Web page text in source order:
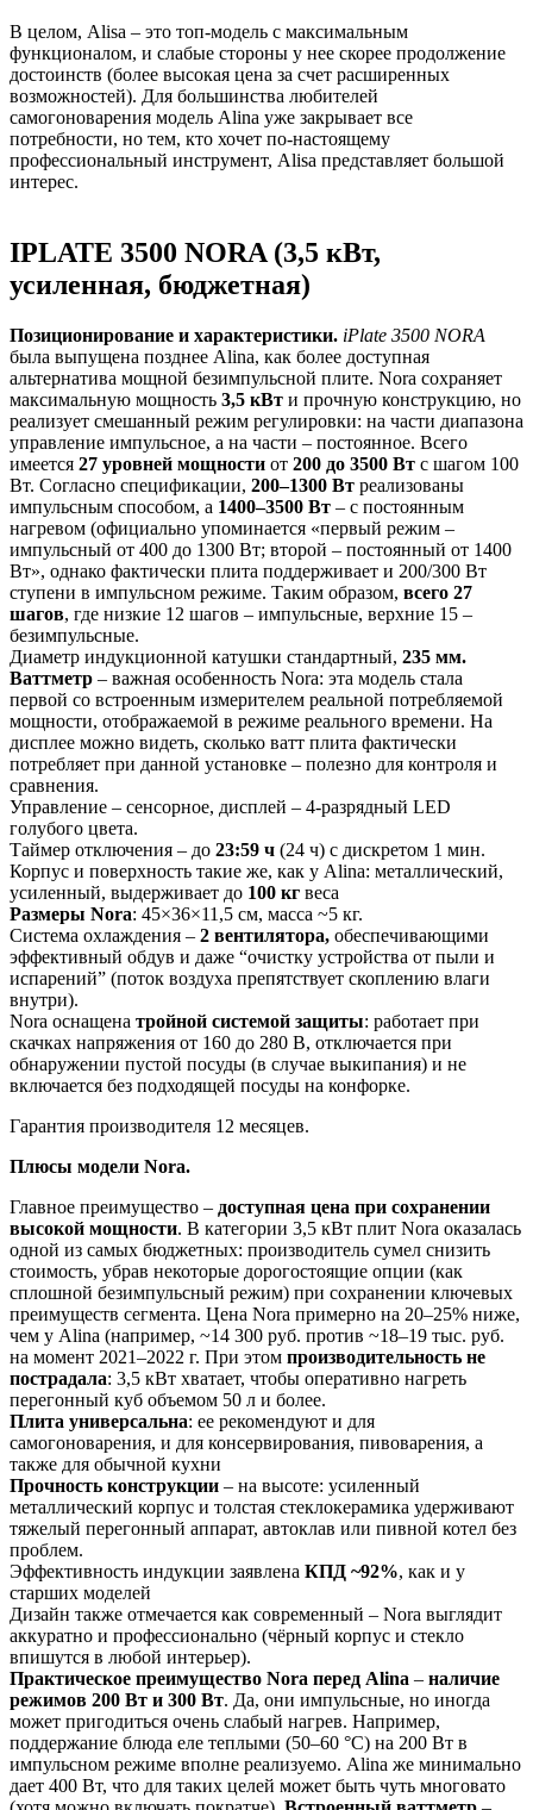
В целом, Alisa – это топ-модель с максимальным
функционалом, и слабые стороны у нее скорее продолжение
достоинств (более высокая цена за счет расширенных
возможностей). Для большинства любителей
самогоноварения модель Alina уже закрывает все
потребности, но тем, кто хочет по-настоящему
профессиональный инструмент, Alisa представляет большой
интерес​.
IPLATE 3500 NORA (3,5 кВт,
усиленная, бюджетная)
Позиционирование и характеристики. iPlate 3500 NORA
была выпущена позднее Alina, как более доступная
альтернатива мощной безимпульсной плите. Nora сохраняет
максимальную мощность 3,5 кВт и прочную конструкцию, но
реализует смешанный режим регулировки: на части диапазона
управление импульсное, а на части – постоянное. Всего
имеется 27 уровней мощности от 200 до 3500 Вт с шагом 100
Вт​. Согласно спецификации, 200–1300 Вт реализованы
импульсным способом, а 1400–3500 Вт – с постоянным
нагревом (официально упоминается «первый режим –
импульсный от 400 до 1300 Вт; второй – постоянный от 1400
Вт»​, однако фактически плита поддерживает и 200/300 Вт
ступени в импульсном режиме​. Таким образом, всего 27
шагов, где низкие 12 шагов – импульсные, верхние 15 –
безимпульсные.
Диаметр индукционной катушки стандартный, 235 мм.
Ваттметр – важная особенность Nora: эта модель стала
первой со встроенным измерителем реальной потребляемой
мощности, отображаемой в режиме реального времени. На
дисплее можно видеть, сколько ватт плита фактически
потребляет при данной установке – полезно для контроля и
сравнения.
Управление – сенсорное, дисплей – 4-разрядный LED
голубого цвета​.
Таймер отключения – до 23:59 ч (24 ч) с дискретом 1 мин​.
Корпус и поверхность такие же, как у Alina: металлический,
усиленный, выдерживает до 100 кг веса​
Размеры Nora: 45×36×11,5 см, масса ~5 кг​.
Система охлаждения – 2 вентилятора, обеспечивающими
эффективный обдув и даже “очистку устройства от пыли и
испарений” (поток воздуха препятствует скоплению влаги
внутри)​.
Nora оснащена тройной системой защиты: работает при
скачках напряжения от 160 до 280 В, отключается при
обнаружении пустой посуды (в случае выкипания) и не
включается без подходящей посуды на конфорке​.
Гарантия производителя 12 месяцев.
Плюсы модели Nora.
Главное преимущество – доступная цена при сохранении
высокой мощности. В категории 3,5 кВт плит Nora оказалась
одной из самых бюджетных: производитель сумел снизить
стоимость, убрав некоторые дорогостоящие опции (как
сплошной безимпульсный режим) при сохранении ключевых
преимуществ сегмента​. Цена Nora примерно на 20–25% ниже,
чем у Alina (например, ~14 300 руб. против ~18–19 тыс. руб.
на момент 2021–2022 г. При этом производительность не
пострадала: 3,5 кВт хватает, чтобы оперативно нагреть
перегонный куб объемом 50 л и более.
Плита универсальна: ее рекомендуют и для
самогоноварения, и для консервирования, пивоварения, а
также для обычной кухни​
Прочность конструкции – на высоте: усиленный
металлический корпус и толстая стеклокерамика удерживают
тяжелый перегонный аппарат, автоклав или пивной котел без
проблем​.
Эффективность индукции заявлена КПД ~92%, как и у
старших моделей​
Дизайн также отмечается как современный – Nora выглядит
аккуратно и профессионально (чёрный корпус и стекло
впишутся в любой интерьер)​.
Практическое преимущество Nora перед Alina – наличие
режимов 200 Вт и 300 Вт. Да, они импульсные, но иногда
может пригодиться очень слабый нагрев. Например,
поддержание блюда еле теплыми (50–60 °C) на 200 Вт в
импульсном режиме вполне реализуемо. Alina же минимально
дает 400 Вт, что для таких целей может быть чуть многовато